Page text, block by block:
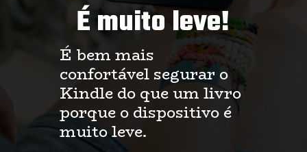
É muito leve!
É bem mais
confortável segurar o
Kindle do que um livro
porque o dispositivo é
muito leve.